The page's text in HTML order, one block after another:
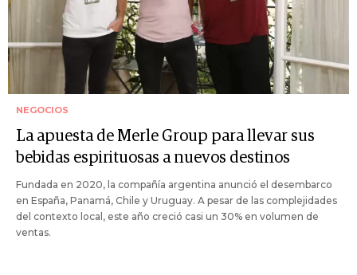
NEGOCIOS
La apuesta de Merle Group para llevar sus
bebidas espirituosas a nuevos destinos
Fundada en 2020, la compañía argentina anunció el desembarco
en España, Panamá, Chile y Uruguay. A pesar de las complejidades
del contexto local, este año creció casi un 30% en volumen de
ventas.